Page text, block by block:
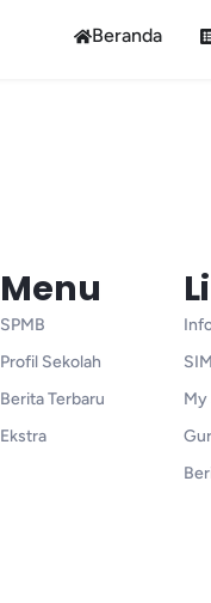
Beranda
Menu
SPMB
Profil Sekolah
Berita Terbaru
Ekstra
My